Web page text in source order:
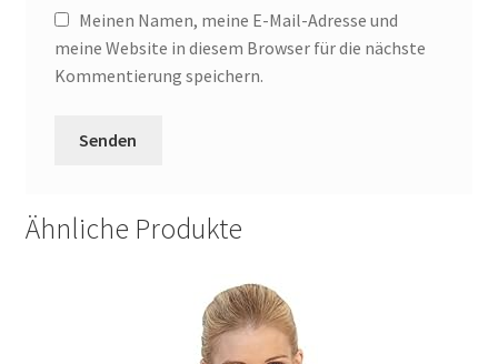
Meinen Namen, meine E-Mail-Adresse und
meine Website in diesem Browser für die nächste
Kommentierung speichern.
Ähnliche Produkte